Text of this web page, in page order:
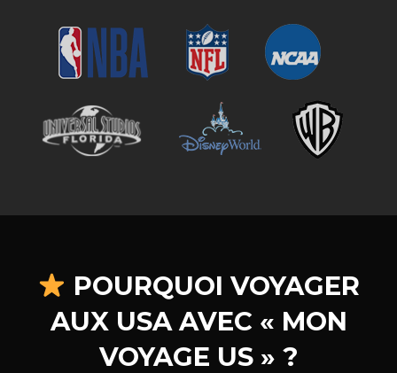
POURQUOI VOYAGER
AUX USA AVEC « MON
VOYAGE US » ?